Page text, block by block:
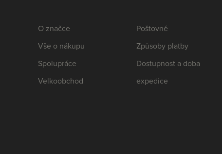
O značce
Vše o nákupu
Spolupráce
Velkoobchod
Poštovné
Způsoby platby
Dostupnost a doba
expedice